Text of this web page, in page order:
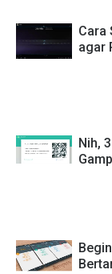
Cara
agar
Nih,